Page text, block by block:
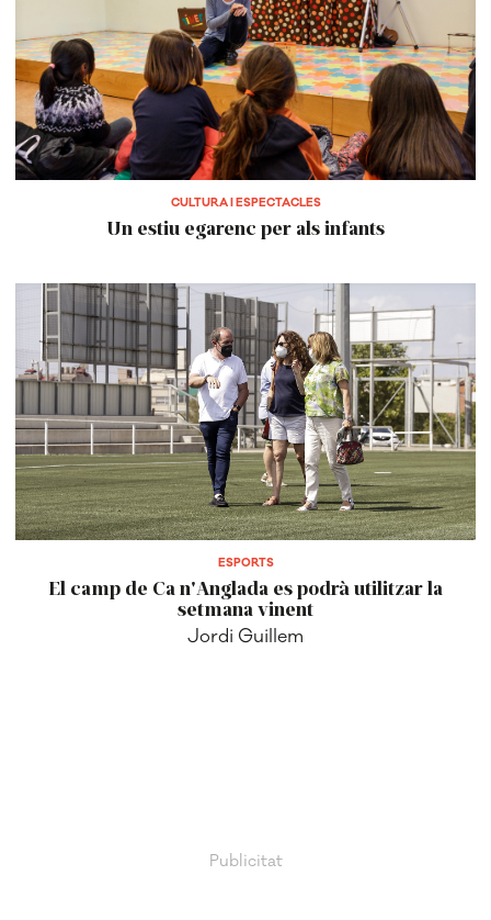
CULTURA I ESPECTACLES
Un estiu egarenc per als infants
ESPORTS
El camp de Ca n'Anglada es podrà utilitzar la
setmana vinent
Jordi Guillem